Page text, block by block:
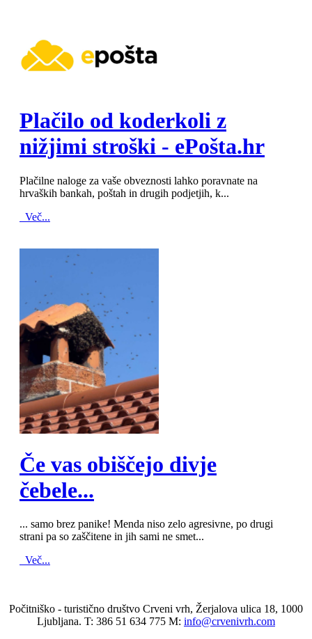
Plačilo od koderkoli z
nižjimi stroški - ePošta.hr
Plačilne naloge za vaše obveznosti lahko poravnate na
hrvaških bankah, poštah in drugih podjetjih, k...
Več...
Če vas obiščejo divje
čebele...
... samo brez panike! Menda niso zelo agresivne, po drugi
strani pa so zaščitene in jih sami ne smet...
Več...
Počitniško - turistično društvo Crveni vrh, Žerjalova ulica 18, 1000
Ljubljana. T: 386 51 634 775 M: info@crvenivrh.com